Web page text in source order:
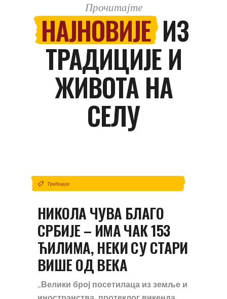
Прочитајте
НАЈНОВИЈЕИЗ
ТРАДИЦИЈЕ И
ЖИВОТА НА
СЕЛУ
Традиција
НИКОЛА ЧУВА БЛАГО
СРБИЈЕ – ИМА ЧАК 153
ЋИЛИМА, НЕКИ СУ СТАРИ
ВИШЕ ОД ВЕКА
„Велики број посетилаца из земље и